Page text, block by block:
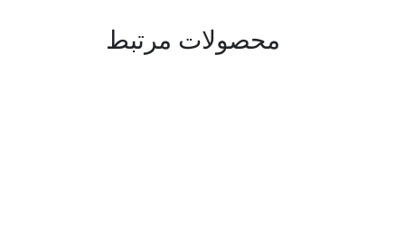
محصولات مرتبط